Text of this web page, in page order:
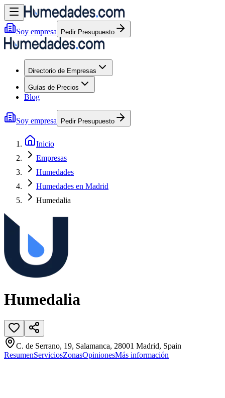
Soy empresa Pedir Presupuesto
Directorio de Empresas
Guías de Precios
Blog
Soy empresa Pedir Presupuesto
Inicio
Empresas
Humedades
Humedades en Madrid
Humedalia
Humedalia
C. de Serrano, 19, Salamanca, 28001 Madrid, Spain
ResumenServiciosZonasOpinionesMás información